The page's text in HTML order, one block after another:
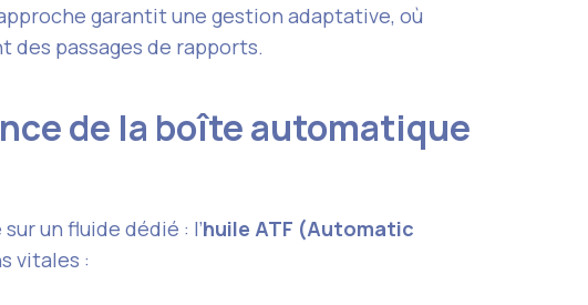
garantit une gestion adaptative, où
passages de rapports.
de la boîte automatique
un fluide dédié : l’huile ATF (Automatic
vitales :